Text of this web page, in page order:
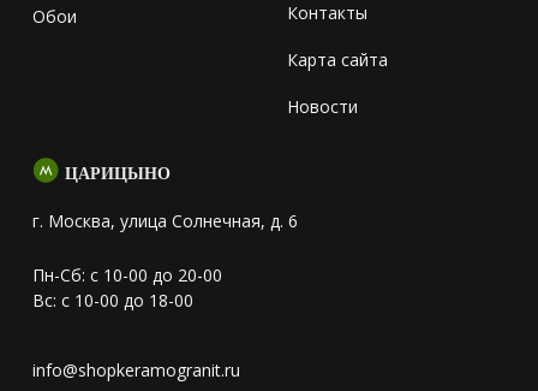
Обои Контакты
Карта сайта
Новости
ЦАРИЦЫНО
г. Москва, улица Солнечная, д. 6
Пн-Сб: с 10-00 до 20-00
Вс: с 10-00 до 18-00
info@shopkeramogranit.ru